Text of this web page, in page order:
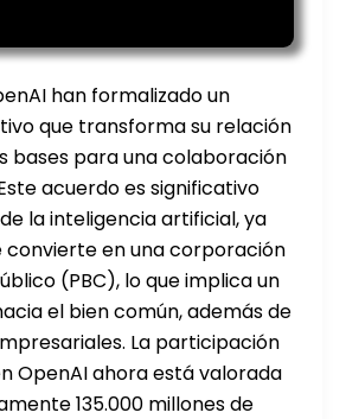
han formalizado un
que transforma su relación
bases para una colaboración
acuerdo es significativo
la inteligencia artificial, ya
convierte en una corporación
(PBC), lo que implica un
el bien común, además de
La participación
OpenAI ahora está valorada
135.000 millones de